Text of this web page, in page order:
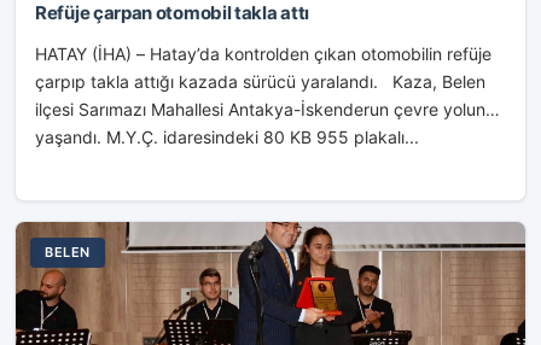
Refüje çarpan otomobil takla attı
HATAY (İHA) – Hatay’da kontrolden çıkan otomobilin refüje
çarpıp takla attığı kazada sürücü yaralandı. Kaza, Belen
ilçesi Sarımazı Mahallesi Antakya-İskenderun çevre yolunda
yaşandı. M.Y.Ç. idaresindeki 80 KB 955 plakalı...
BELEN